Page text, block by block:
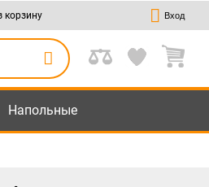
корзину Вход
Напольные